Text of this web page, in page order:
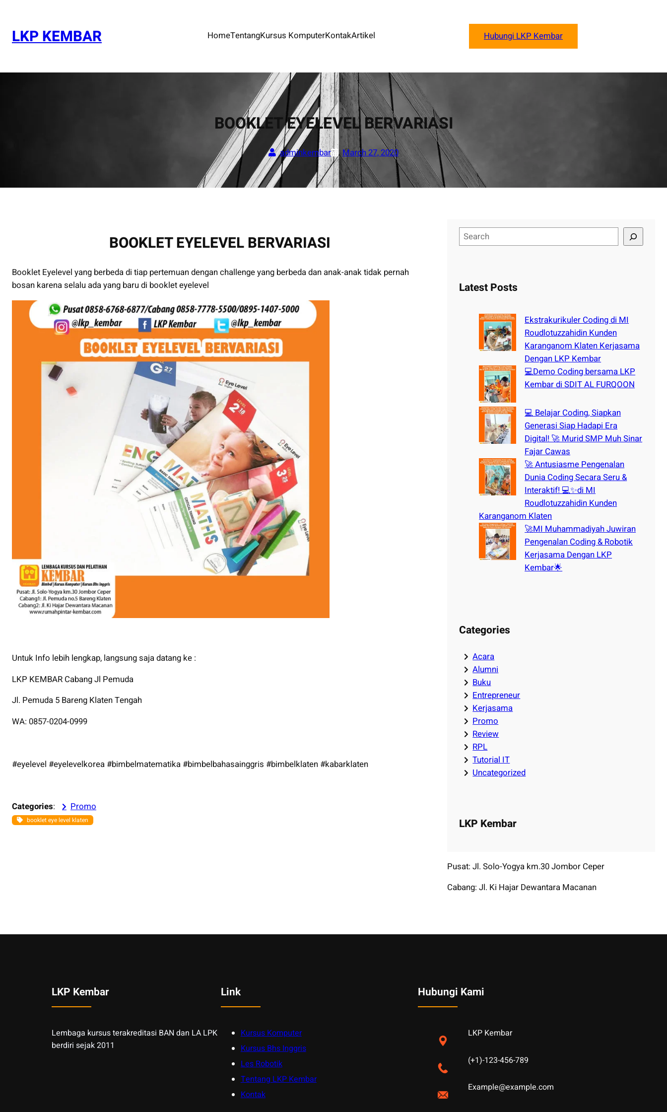
contentLKP KEMBAR HomeTentangKursus KomputerKontakArtikel Hubungi LKP Kembar
BOOKLET EYELEVEL BERVARIASI
adminkembar March 27, 2020
BOOKLET EYELEVEL BERVARIASI
Booklet Eyelevel yang berbeda di tiap pertemuan dengan challenge yang berbeda dan anak-anak tidak pernah
bosan karena selalu ada yang baru di booklet eyelevel
Untuk Info lebih lengkap, langsung saja datang ke :
LKP KEMBAR Cabang Jl Pemuda
Jl. Pemuda 5 Bareng Klaten Tengah
WA: 0857-0204-0999
#eyelevel #eyelevelkorea #bimbelmatematika #bimbelbahasainggris #bimbelklaten #kabarklaten
Categories: Promo
booklet eye level klaten
e
cLatest Posts
Ekstrakurikuler Coding di MI
Roudlotuzzahidin Kunden
Karanganom Klaten Kerjasama
Dengan LKP Kembar
💻Demo Coding bersama LKP
Kembar di SDIT AL FURQOON
💻 Belajar Coding, Siapkan
Generasi Siap Hadapi Era
Digital! 🚀 Murid SMP Muh Sinar
Fajar Cawas
🚀 Antusiasme Pengenalan
Dunia Coding Secara Seru &
Interaktif! 💻✨di MI
Roudlotuzzahidin Kunden
Karanganom Klaten
🚀MI Muhammadiyah Juwiran
Pengenalan Coding & Robotik
Kerjasama Dengan LKP
Kembar🌟
Categories
Acara
Alumni
Buku
Entrepreneur
Kerjasama
Promo
Review
RPL
Tutorial IT
Uncategorized
LKP Kembar
Pusat: Jl. Solo-Yogya km.30 Jombor Ceper
Cabang: Jl. Ki Hajar Dewantara Macanan
LKP Kembar
Lembaga kursus terakreditasi BAN dan LA LPK
berdiri sejak 2011
Link
Kursus Komputer
Kursus Bhs Inggris
Les Robotik
Tentang LKP Kembar
Kontak
Hubungi Kami
LKP Kembar
(+1)-123-456-789
Example@example.com